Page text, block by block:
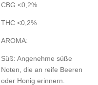
CBG <0,2%
THC <0,2%
AROMA:
Süß: Angenehme süße
Noten, die an reife Beeren
oder Honig erinnern.